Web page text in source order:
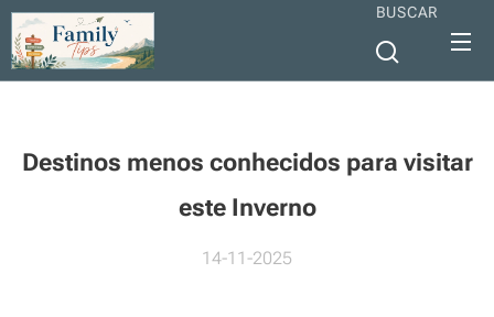
BUSCAR
Destinos menos conhecidos para visitar
este Inverno
14-11-2025